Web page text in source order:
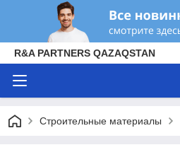
R&A PARTNERS QAZAQSTAN
Строительные материалы